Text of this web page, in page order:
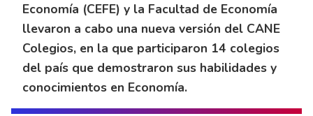
Economía (CEFE) y la Facultad de Economía
llevaron a cabo una nueva versión del CANE
Colegios, en la que participaron 14 colegios
del país que demostraron sus habilidades y
conocimientos en Economía.